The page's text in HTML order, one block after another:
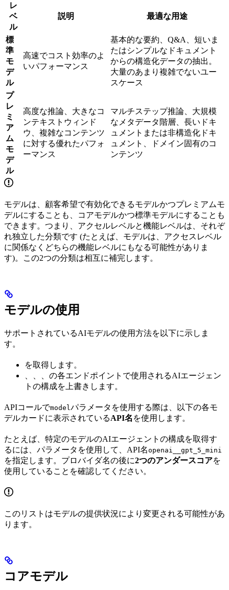
レ
ベ
ル
説明 最適な用途
標
準
モ
デ
ル
高速でコスト効率のよ
いパフォーマンス
基本的な要約、Q&A、短いま
たはシンプルなドキュメント
からの構造化データの抽出。
大量のあまり複雑でないユー
スケース
プ
レ
ミ
ア
ム
モ
デ
ル
高度な推論、大きなコ
ンテキストウィンド
ウ、複雑なコンテンツ
に対する優れたパフォ
ーマンス
マルチステップ推論、大規模
なメタデータ階層、長いドキ
ュメントまたは非構造化ドキ
ュメント、ドメイン固有のコ
ンテンツ
モデルは、顧客希望で有効化できるモデルかつプレミアムモ
デルにすることも、コアモデルかつ標準モデルにすることも
できます。つまり、アクセルレベルと機能レベルは、それぞ
れ独立した分類です (たとえば、モデルは、アクセスレベル
に関係なくどちらの機能レベルにもなる可能性がありま
す)。この2つの分類は相互に補完します。
モデルの使用
サポートされているAIモデルの使用方法を以下に示しま
す。
を取得します。
の各エンドポイントで使用されるAIエージェン
トの構成を上書きします。
APIコールでmodel パラメータを使用する際は、以下の各モ
デルカードに表示されているAPI名 を使用します。
たとえば、特定のモデルのAIエージェントの構成を取得す
るには、 パラメータを使用して、API名openai__gpt_5_mini
を指定します。プロバイダ名の後に2つのアンダースコアを
使用していることを確認してください。
このリストはモデルの提供状況により変更される可能性があ
ります。
コアモデル